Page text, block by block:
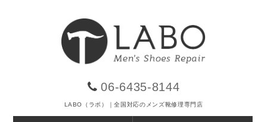
06-6435-8144
LABO（ラボ）｜全国対応のメンズ靴修理専門店